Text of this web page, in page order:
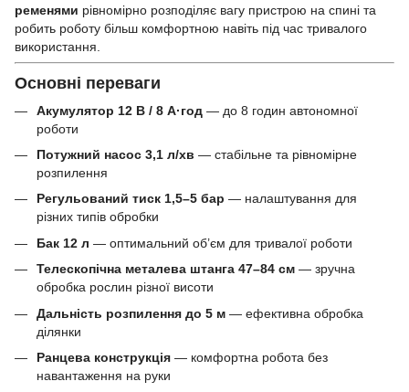
ременями рівномірно розподіляє вагу пристрою на спині та
робить роботу більш комфортною навіть під час тривалого
використання.
Основні переваги
Акумулятор 12 В / 8 А·год — до 8 годин автономної
роботи
Потужний насос 3,1 л/хв — стабільне та рівномірне
розпилення
Регульований тиск 1,5–5 бар — налаштування для
різних типів обробки
Бак 12 л — оптимальний об’єм для тривалої роботи
Телескопічна металева штанга 47–84 см — зручна
обробка рослин різної висоти
Дальність розпилення до 5 м — ефективна обробка
ділянки
Ранцева конструкція — комфортна робота без
навантаження на руки